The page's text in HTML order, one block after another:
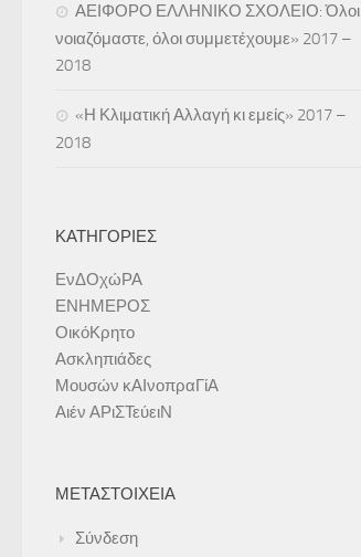
ΑΕΙΦΟΡΟ ΕΛΛΗΝΙΚΟ ΣΧΟΛΕΙΟ: Όλοι
νοιαζόμαστε, όλοι συμμετέχουμε» 2017 –
2018
«Η Κλιματική Αλλαγή κι εμείς» 2017 –
2018
ΚΑΤΗΓΟΡΊΕΣ
ΕνΔΟχώΡΑ
ΕΝΗΜΕΡΟΣ
ΟικόΚρητο
Ασκληπιάδες
Μουσών κΑΙνοπραΓίΑ
Αιέν ΑΡιΣΤεύειΝ
ΜΕΤΑΣΤΟΙΧΕΊΑ
Σύνδεση